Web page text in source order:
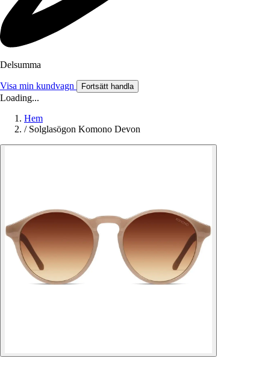
Delsumma
Visa min kundvagn Fortsätt handla
Loading...
Hem
/ Solglasögon Komono Devon